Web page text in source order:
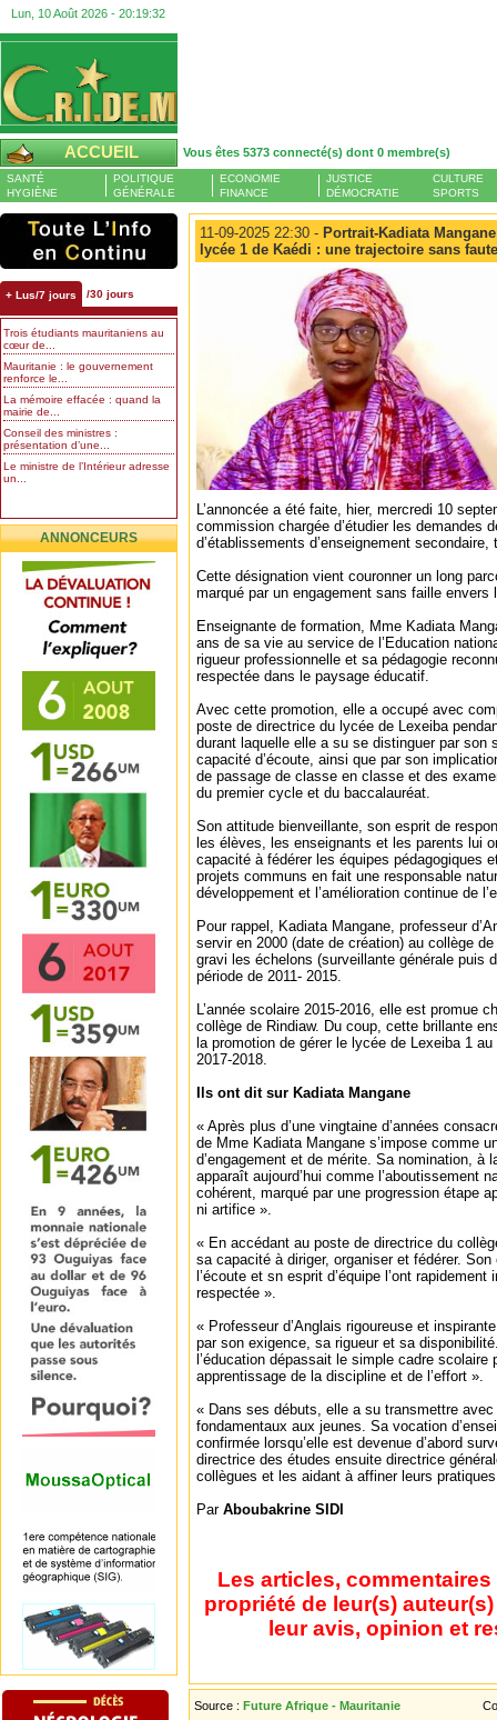
Lun, 10 Août 2026 - 20:19:33
ACCUEIL Vous êtes 5373 connecté(s) dont 0 membre(s)
SANTÉ
HYGIÈNE
POLITIQUE
GÉNÉRALE
ECONOMIE
FINANCE
JUSTICE
DÉMOCRATIE
CULTURE
SPORTS
+ Lus/7 jours /30 jours
Trois étudiants mauritaniens au
cœur de...
Mauritanie : le gouvernement
renforce le...
La mémoire effacée : quand la
mairie de...
Conseil des ministres :
présentation d’une...
Le ministre de l’Intérieur adresse
un...
ANNONCEURS
11-09-2025 22:30 - Portrait-Kadiata
lycée 1 de Kaédi : une trajectoire sans
L’annoncée a été faite, hier, mercredi 10
commission chargée d’étudier les demandes
d’établissements d’enseignement
Cette désignation vient couronner un long
marqué par un engagement sans faille envers
Enseignante de formation, Mme Kadiata
ans de sa vie au service de l’Education
rigueur professionnelle et sa pédagogie
respectée dans le paysage éducatif.
Avec cette promotion, elle a occupé avec
poste de directrice du lycée de Lexeiba
durant laquelle elle a su se distinguer par son
capacité d’écoute, ainsi que par son
de passage de classe en classe et des
du premier cycle et du baccalauréat.
Son attitude bienveillante, son esprit de
les élèves, les enseignants et les parents lui
capacité à fédérer les équipes pédagogiques
projets communs en fait une responsable
développement et l’amélioration continue de
Pour rappel, Kadiata Mangane, professeur
servir en 2000 (date de création) au collège
gravi les échelons (surveillante générale puis
période de 2011- 2015.
L’année scolaire 2015-2016, elle est promue
collège de Rindiaw. Du coup, cette brillante
la promotion de gérer le lycée de Lexeiba 1
2017-2018.
Ils ont dit sur Kadiata Mangane
« Après plus d’une vingtaine d’années
de Mme Kadiata Mangane s’impose comme
d’engagement et de mérite. Sa nomination, à
apparaît aujourd’hui comme l’aboutissement
cohérent, marqué par une progression étape
ni artifice ».
« En accédant au poste de directrice du
sa capacité à diriger, organiser et fédérer.
l’écoute et sn esprit d’équipe l’ont
respectée ».
« Professeur d’Anglais rigoureuse et
par son exigence, sa rigueur et sa
l’éducation dépassait le simple cadre scolaire
apprentissage de la discipline et de l’effort ».
« Dans ses débuts, elle a su transmettre
fondamentaux aux jeunes. Sa vocation
confirmée lorsqu’elle est devenue d’abord
directrice des études ensuite directrice
collègues et les aidant à affiner leurs
Par Aboubakrine SIDI
Les articles,
propriété de leur(s)
leur avis, opinion et
Source : Future Afrique - Mauritanie